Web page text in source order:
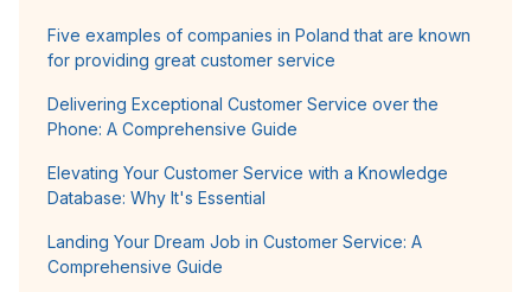
Five examples of companies in Poland that are known
for providing great customer service
Delivering Exceptional Customer Service over the
Phone: A Comprehensive Guide
Elevating Your Customer Service with a Knowledge
Database: Why It's Essential
Landing Your Dream Job in Customer Service: A
Comprehensive Guide